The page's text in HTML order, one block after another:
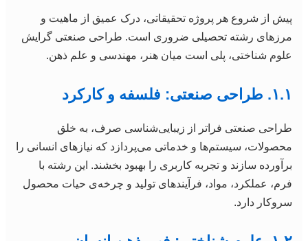
پیش از شروع هر پروژه تحقیقاتی، درک عمیق از ماهیت و
مرزهای رشته تحصیلی ضروری است. طراحی صنعتی گرایش
علوم شناختی، پلی است میان هنر، مهندسی و علم ذهن.
۱.۱. طراحی صنعتی: فلسفه و کارکرد
طراحی صنعتی فراتر از زیبایی‌شناسی صرف، به خلق
محصولات، سیستم‌ها و خدماتی می‌پردازد که نیازهای انسانی را
برآورده سازند و تجربه کاربری را بهبود بخشند. این رشته با
فرم، عملکرد، مواد، فرآیندهای تولید و چرخه‌ی حیات محصول
سروکار دارد.